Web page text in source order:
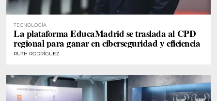
TECNOLOGÍA
La plataforma EducaMadrid se traslada al CPD
regional para ganar en ciberseguridad y eficiencia
RUTH RODRÍGUEZ